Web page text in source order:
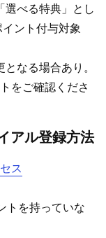
べる特典」とし
ント付与対象
なる場合あり。
をご確認くださ
アル登録方法
ス
トを持っていな